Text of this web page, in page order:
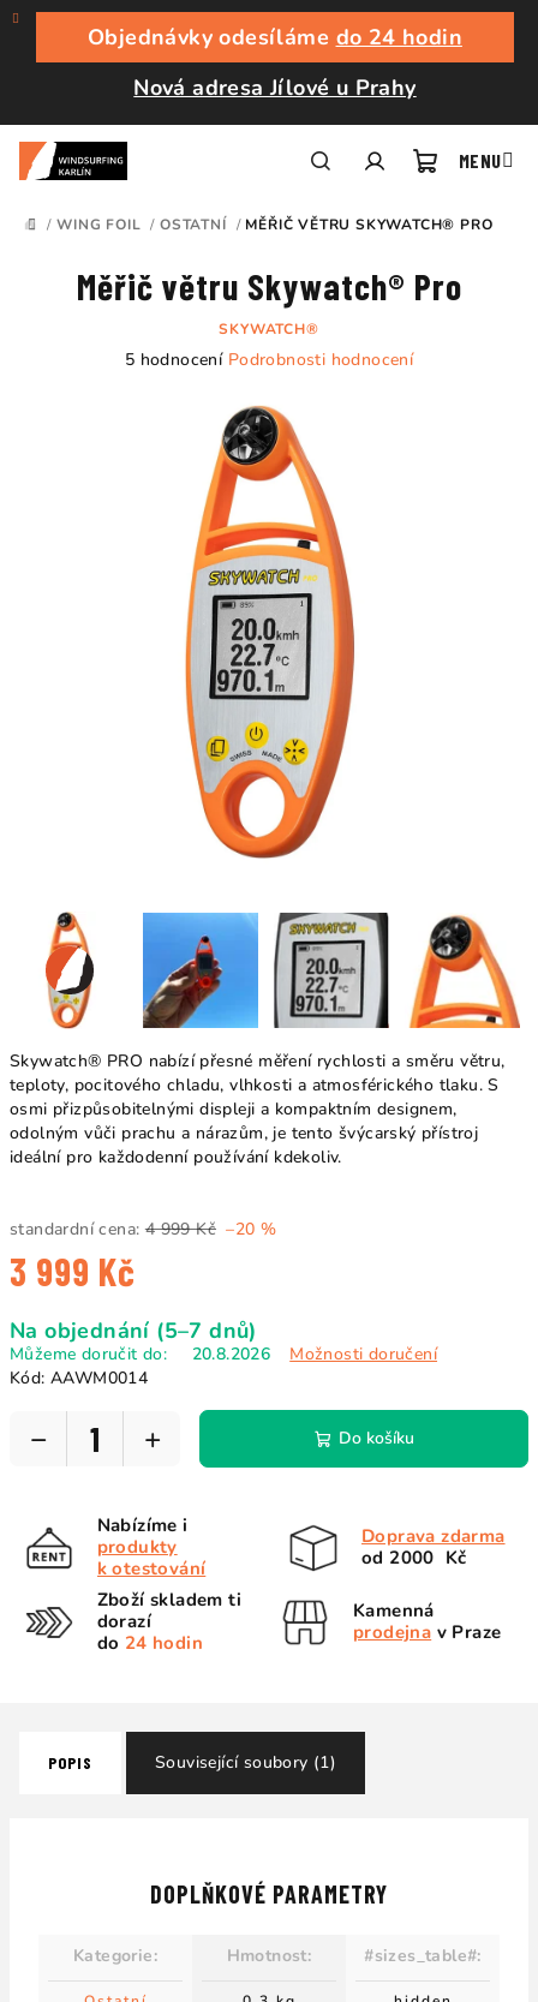
Přejít
obsah
Objednávky odesíláme do 24 hodin
Nová adresa Jílové u Prahy
košík
DOMŮ
/ WING FOIL / OSTATNÍ / MĚŘIČ VĚTRU SKYWATCH® PRO
Skywatch® PRO nabízí přesné měření rychlosti a směru větru,
teploty, pocitového chladu, vlhkosti a atmosférického tlaku. S
osmi přizpůsobitelnými displeji a kompaktním designem,
odolným vůči prachu a nárazům, je tento švýcarský přístroj
ideální pro každodenní používání kdekoliv.
standardní cena: 4 999 Kč –20 %
3 999 Kč
cena:
Na objednání (5–7 dnů)
Můžeme doručit do: 20.8.2026
Možnosti doručení
Kód: AAWM0014
+
− Do košíku
Měřič větru Skywatch® Pro
SKYWATCH®
Průměrné
hvězdiček.
5 hodnocení Podrobnosti hodnocení
Nabízíme i
produkty
k otestování
Doprava zdarma
od 2000 Kč
Zboží skladem ti
dorazí
do 24 hodin
Kamenná
prodejna v Praze
POPIS Související soubory (1)
DOPLŇKOVÉ PARAMETRY
Kategorie: Hmotnost: #sizes_table#: